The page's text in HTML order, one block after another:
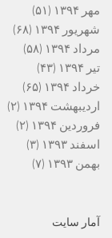
مهر ۱۳۹۴
(۵۱)
شهریور ۱۳۹۴
(۶۸)
مرداد ۱۳۹۴
(۵۸)
تیر ۱۳۹۴
(۴۳)
خرداد ۱۳۹۴
(۶۵)
اردیبهشت ۱۳۹۴
(۲)
فروردین ۱۳۹۴
(۲)
اسفند ۱۳۹۳
(۳)
بهمن ۱۳۹۳
(۷)
آمار سایت